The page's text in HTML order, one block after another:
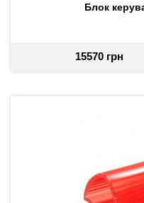
Блок
15570 грн